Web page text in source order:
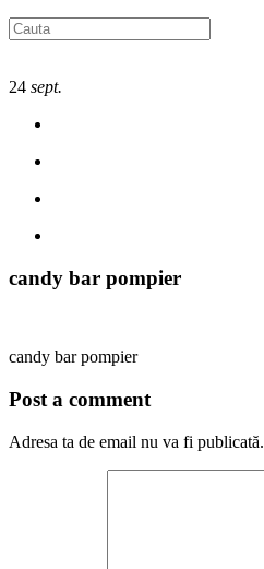
24 sept.
candy bar pompier
candy bar pompier
Post a comment
Adresa ta de email nu va fi publicată.